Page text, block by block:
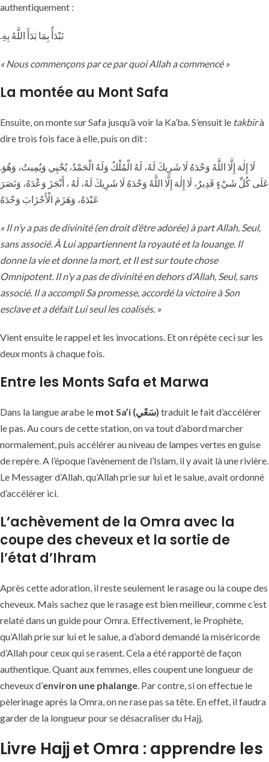
authentiquement :
.نَبْدَأُ بِمَا بَدَأَ اللَّهُ بِهِ
« Nous commençons par ce par quoi Allah a commencé »
La montée au Mont Safa
Ensuite, on monte sur Safa jusqu’à voir la Ka’ba. S’ensuit le takbirà
dire trois fois face à elle, puis on dit :
عَلَى كُلِّ شَيْءٍ قَدِيرٌ، لَا إِلٰهَ إِلَّا اللَّهُ وَحْدَهُ لَا شَرِيكَ لَهُ، لَهُ ، أَنْجَزَ وَعْدَهُ، وَنَصَرَ
عَبْدَهُ، وَهَزَمَ الْأَحْزَابَ وَحْدَهُ
« Il n’y a pas de divinité (en droit d’être adorée) à part Allah, Seul,
sans associé. À Lui appartiennent la royauté et la louange. Il
donne la vie et donne la mort, et Il est sur toute chose
Omnipotent. Il n’y a pas de divinité en dehors d’Allah, Seul, sans
associé. Il a accompli Sa promesse, accordé la victoire à Son
esclave et a défait Lui seul les coalisés. »
Vient ensuite le rappel et les invocations. Et on répète ceci sur les
deux monts à chaque fois.
Entre les Monts Safa et Marwa
Dans la langue arabe le mot Sa’i (سَعْي) traduit le fait d’accélérer
le pas. Au cours de cette station, on va tout d’abord marcher
normalement, puis accélérer au niveau de lampes vertes en guise
de repère. A l’époque l’avènement de l’Islam, il y avait là une rivière.
Le Messager d’Allah, qu’Allah prie sur lui et le salue, avait ordonné
d’accélérer ici.
L’achèvement de la Omra avec la
coupe des cheveux et la sortie de
l’état d’Ihram
Après cette adoration, il reste seulement le rasage ou la coupe des
cheveux. Mais sachez que le rasage est bien meilleur, comme c’est
relaté dans un guide pour Omra. Effectivement, le Prophète,
qu’Allah prie sur lui et le salue, a d’abord demandé la miséricorde
d’Allah pour ceux qui se rasent. Cela a été rapporté de façon
authentique. Quant aux femmes, elles coupent une longueur de
cheveux d’environ une phalange . Par contre, si on effectue le
pèlerinage après la Omra, on ne rase pas sa tête. En effet, il faudra
garder de la longueur pour se désacraliser du Hajj.
Livre Hajj et Omra : apprendre les